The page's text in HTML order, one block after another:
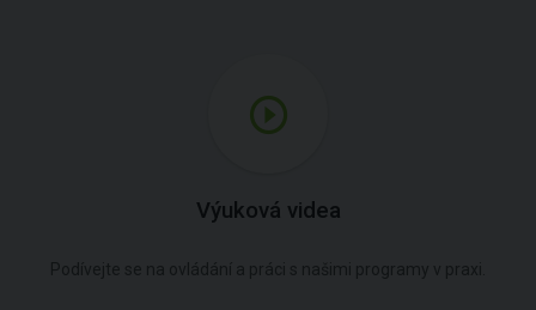
Výuková videa